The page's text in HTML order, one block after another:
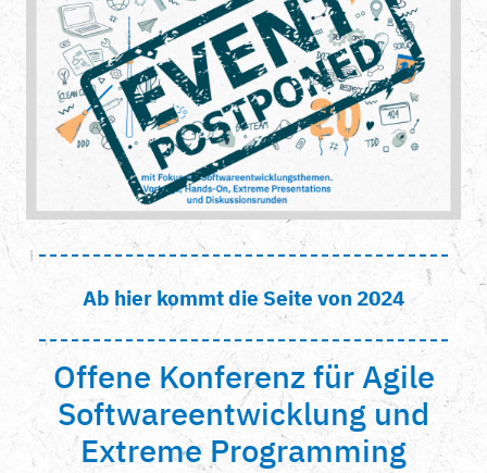
Ab hier kommt die Seite von 2024
Offene Konferenz für Agile
Softwareentwicklung und
Extreme Programming